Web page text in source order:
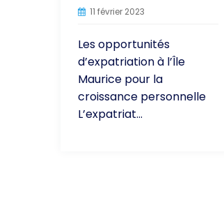
11 février 2023
Les opportunités
d’expatriation à l’Île
Maurice pour la
croissance personnelle
L’expatriat...